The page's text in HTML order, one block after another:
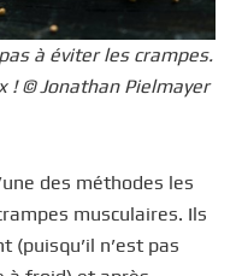
à éviter les crampes.
! © Jonathan Pielmayer
des méthodes les
musculaires. Ils
(puisqu’il n’est pas